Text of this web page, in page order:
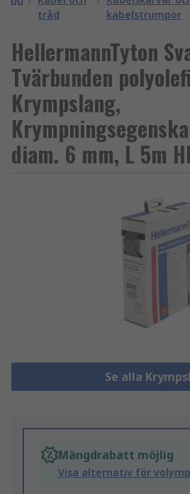
tråd
kabelstrumpor
HellermannTyton
Tvärbunden
Krympslang,
diam. 6 mm, L 5m
Se alla
Mängdrabatt möjlig
Visa alternativ för